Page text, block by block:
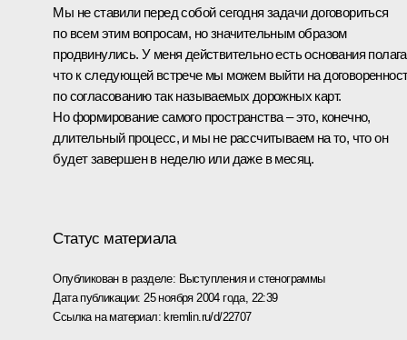
Мы не ставили перед собой сегодня задачи договориться
по всем этим вопросам, но значительным образом
продвинулись. У меня действительно есть основания
что к следующей встрече мы можем выйти на
по согласованию так называемых дорожных карт.
Но формирование самого пространства – это, конечно,
длительный процесс, и мы не рассчитываем на то, что он
будет завершен в неделю или даже в месяц.
Статус материала
Опубликован в разделе: Выступления и стенограммы
Дата публикации: 25 ноября 2004 года, 22:39
Ссылка на материал:kremlin.ru/d/22707